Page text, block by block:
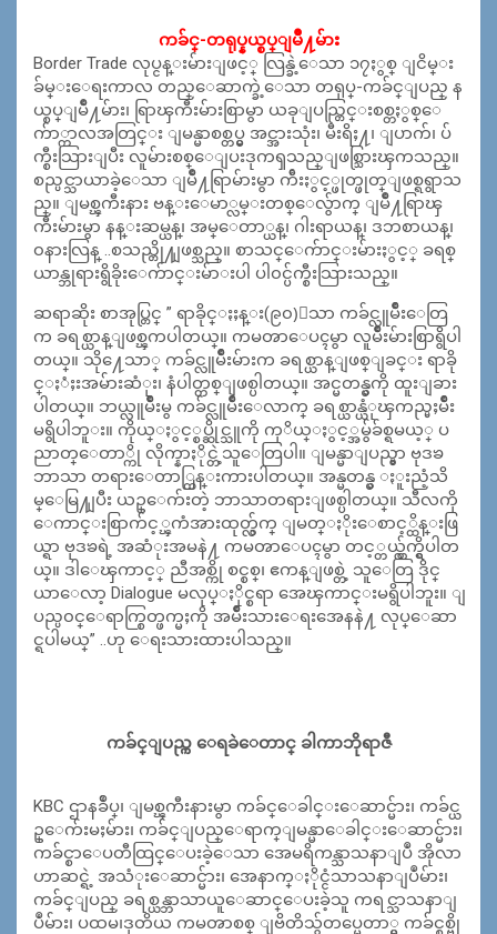
ကခ်င္-တရုပ္နယ္စပ္ျမိဳ႔မ်ား
Border Trade လုပ္ငန္းမ်ားျဖင့္ လြန္ခဲ့ေသာ ၁၇ႏွစ္ ျငိမ္း
ခ်မ္းေရးကာလ တည္ေဆာက္ခဲ့ေသာ တရုပ္-ကခ်င္ျပည္ န
ယ္စပ္ျမိဳ႔မ်ား၊ ရြာၾကီးမ်ားစြာမွာ ယခုျပည္တြင္းစစ္တႏွစ္ေ
က်ာ္ကာလအတြင္း ျမန္မာစစ္တပ္မွ အင္အားသုံး၊ မီးရိႈ႔၊ ျပာက်၊ ပ်
က္စီးသြားျပီး လူမ်ားစစ္ေျပးဒုကၡသည္ျဖစ္သြားၾကသည္။
စည္ပင္သာယာခဲ့ေသာ ျမိဳ႔ရြာမ်ားမွာ က်ီးႏွင့္ဖုတ္ဖုတ္ျဖစ္ရရွာသ
ည္။ ျမစ္ၾကီးနား ဗန္းေမာ္လမ္းတစ္ေလွ်ာက္ ျမိဳ႔ရြာၾ
ကီးမ်ားမွာ နန္းဆမ္ယန္၊ အမ္ေတာ္ယန္၊ ဂါးရာယန္၊ ဒဘစာယန္၊
၀နားလြန္ ..စသည္တို႔ျဖစ္သည္။ စာသင္ေက်ာင္းမ်ားႏွင့္ ခရစ္
ယာန္ဘုရားရွိခိုးေက်ာင္းမ်ားပါ ပါ၀င္ပ်က္စီးသြားသည္။
ဆရာဆိုး စာအုပ္တြင္ ” ရာခိုင္ႏႈန္း(၉၀)ေသာ ကခ်င္လူမ်ိဳးေတြ
က ခရစ္ယာန္ျဖစ္ၾကပါတယ္။ ကမၻာေပၚမွာ လူမ်ိဳးမ်ားစြာရွိပါ
တယ္။ သို႔ေသာ္ ကခ်င္လူမ်ိဳးမ်ားက ခရစ္ယာန္ျဖစ္ျခင္း ရာခို
င္ႏံႈးအမ်ားဆံုး၊ နံပါတ္တစ္ျဖစ္ပါတယ္။ အင္မတန္မွကို ထူးျခား
ပါတယ္။ ဘယ္လူမ်ိဳးမွ ကခ်င္လူမ်ိဳးေလာက္ ခရစ္ယာန္ယံုၾကည္မႈမ်ိဳး
မရွိပါဘူး။ ကိုယ္ႏွင့္စပ္ဆိုင္သူကို ကုိယ္ႏွင့္အမွ်ခ်စ္ရမယ့္ ပ
ညာတ္ေတာ္ကို လိုက္နာႏိုင္တဲ့သူေတြပါ။ ျမန္မာျပည္မွာ ဗုဒၶ
ဘာသာ တရားေတာ္ထြန္းကားပါတယ္။ အန္မတန္မွ ႏူးညံ့သိ
မ္ေမြ႔ျပီး ယဥ္ေက်းတဲ့ ဘာသာတရားျဖစ္ပါတယ္။ သီလကို
ေကာင္းစြာက်င့္ၾကံအားထုတ္လွ်က္ ျမတ္ႏိုးေစာင့္ထိန္းဖြ
ယ္ရာ ဗုဒၶရဲ့ အဆံုးအမနဲ႔ ကမၻာေပၚမွာ တင့္တယ္လွ်က္ရွိပါတ
ယ္။ ဒါေၾကာင့္ ညီအစ္ကို စင္စစ္၊ ဧကန္ျဖစ္တဲ့ သူေတြ ဒိုင္
ယာေလာ့ Dialogue မလုပ္ႏိုင္စရာ အေၾကာင္းမရွိပါဘူး။ ျ
ပည္ပ၀င္ေရာက္စြတ္ဖက္မႈကို အမ်ိဳးသားေရးအေနနဲ႔ လုပ္ေဆာ
င္ရပါမယ္” ..ဟု ေရးသားထားပါသည္။
ကခ်င္ျပည္က ေရခဲေတာင္ ခါကာဘိုရာဇီ
KBC ဌာနခ်ဳပ္၊ ျမစ္ၾကီးနားမွာ ကခ်င္ေခါင္းေဆာင္မ်ား၊ ကခ်င္ယ
ဥ္ေက်းမႈမ်ား၊ ကခ်င္ျပည္ေရာက္ျမန္မာေခါင္းေဆာင္မ်ား၊
ကခ်င္စာေပတီထြင္ေပးခဲ့ေသာ အေမရိကန္သာသနာျပဳ အိုလာ
ဟာဆင္ရဲ့ အသံုးေဆာင္မ်ား၊ အေနာက္ႏိုင္ငံသာသနာျပဳမ်ား၊
ကခ်င္ျပည္ ခရစ္ယန္ဘာသာယူေဆာင္ေပးခဲ့သူ ကရင္သာသနာျ
ပဳမ်ား၊ ပထမ၊ဒုတိယ ကမၻာစစ္ ျဗိတိသွ်တပ္မေတာ္မွ ကခ်င္စစ္ဗို